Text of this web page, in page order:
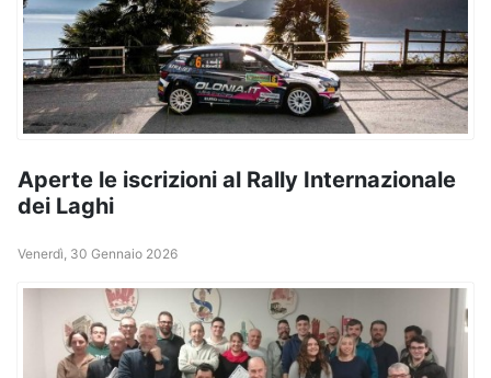
Aperte le iscrizioni al Rally Internazionale
dei Laghi
Venerdì, 30 Gennaio 2026